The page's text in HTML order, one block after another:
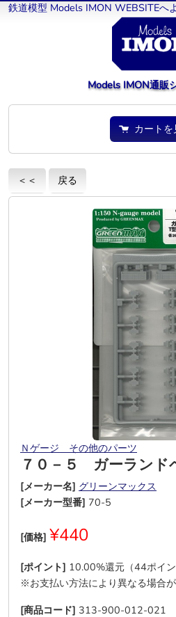
鉄道模型 Models IMON WEBSITEへ
Models IMON通販
カートを
＜＜ 戻る
Ｎゲージ その他のパーツ
７０－５ ガーランド
[メーカー名] グリーンマックス
[メーカー型番] 70-5
[価格] ¥440
[ポイント] 10.00%還元（44ポイン
※お支払い方法により異なる場合が
[商品コード] 313-900-012-021